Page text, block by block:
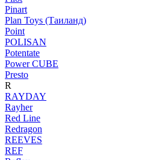
Pinart
Plan Toys (Таиланд)
Point
POLISAN
Potentate
Power CUBE
Presto
R
RAYDAY
Rayher
Red Line
Redragon
REEVES
REF